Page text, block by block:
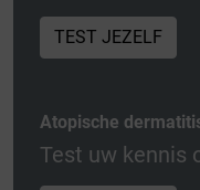
TEST JEZELF
Atopische
Test uw kennis